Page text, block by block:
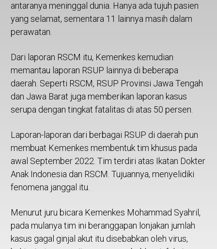
antaranya meninggal dunia. Hanya ada tujuh pasien
yang selamat, sementara 11 lainnya masih dalam
perawatan.
Dari laporan RSCM itu, Kemenkes kemudian
memantau laporan RSUP lainnya di beberapa
daerah. Seperti RSCM, RSUP Provinsi Jawa Tengah
dan Jawa Barat juga memberikan laporan kasus
serupa dengan tingkat fatalitas di atas 50 persen.
Laporan-laporan dari berbagai RSUP di daerah pun
membuat Kemenkes membentuk tim khusus pada
awal September 2022. Tim terdiri atas Ikatan Dokter
Anak Indonesia dan RSCM. Tujuannya, menyelidiki
fenomena janggal itu.
Menurut juru bicara Kemenkes Mohammad Syahril,
pada mulanya tim ini beranggapan lonjakan jumlah
kasus gagal ginjal akut itu disebabkan oleh virus,